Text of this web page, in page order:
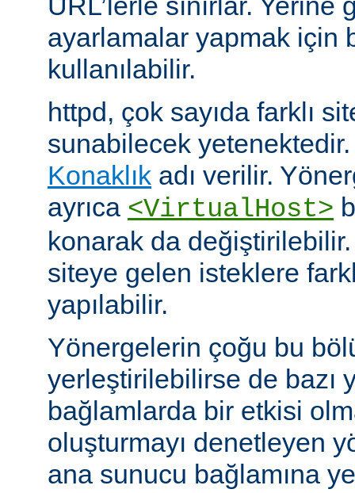
ayarlamalar yapmak için
kullanılabilir.
httpd, çok sayıda farklı
sunabilecek
Konaklık adı verilir.
ayrıca <VirtualHost>
konarak da
siteye gelen isteklere
yapılabilir.
Yönergelerin çoğu bu
yerleştirilebilirse de bazı
bağlamlarda bir etkisi
oluşturmayı denetleyen
ana sunucu bağlamına